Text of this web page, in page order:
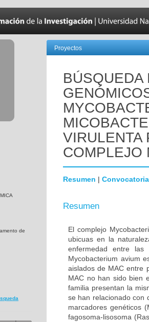
de
Proyectos
BÚSQUEDA
VIRULENTA
COMPLEJO
Resumen | Convocatoria
Resumen
El complejo
ubicuas en la
enfermedad entre las
Mycobacterium avium
aislados de MAC entre
MAC no han sido bien
familia presentan la
se han relacionado con
marcadores genéticos
fagosoma-lisosoma